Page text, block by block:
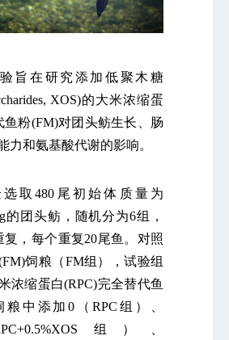
在研究添加低聚木糖
XOS)的大米浓缩蛋
鱼粉(FM)对团头鲂生长、肠
力和氨基酸代谢的影响。
480尾初始体质量为
的团头鲂，随机分为6组，
复，每个重复20尾鱼。对照
饲粮（FM组），试验组
浓缩蛋白(RPC)完全替代鱼
粮中添加0（RPC组）、
组）、